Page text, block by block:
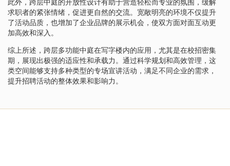
此外，跨层中庭的开放性设计有助于营造轻松而专业的氛围，缓解
求职者的紧张情绪，促进更自然的交流。宽敞明亮的环境不仅提升
了活动品质，也增加了企业品牌的展示机会，使双方面对面互动更
加高效和深入。
综上所述，跨层多功能中庭在写字楼内的应用，尤其是在校招密集
期，展现出极强的适应性和承载力。通过科学规划和高效管理，这
类空间能够支持多种类型的专场宣讲活动，满足不同企业的需求，
提升招聘活动的整体效果和影响力。